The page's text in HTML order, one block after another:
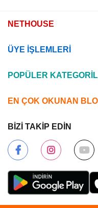
NETHOUSE
ÜYE İŞLEMLERİ
POPÜLER
EN ÇOK OKUNAN
BİZİ TAKİP EDİN